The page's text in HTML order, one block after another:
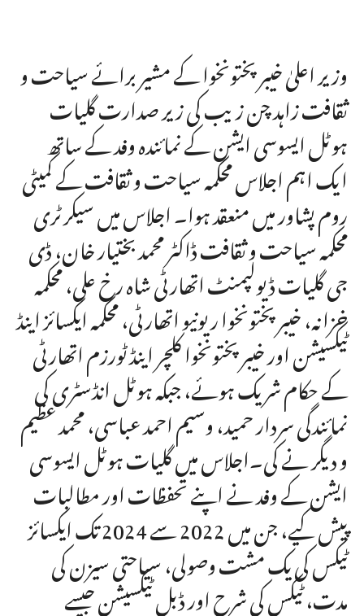
وزیر اعلیٰ خیبر پختونخوا کے مشیر برائے سیاحت و
ثقافت زاہد چن زیب کی زیر صدارت گلیات
ہوٹل ایسوسی ایشن کے نمائندہ وفد کے ساتھ
ایک اہم اجلاس محکمہ سیاحت و ثقافت کے کمیٹی
روم پشاور میں منعقد ہوا۔ اجلاس میں سیکرٹری
محکمہ سیاحت و ثقافت ڈاکٹر محمد بختیار خان، ڈی
جی گلیات ڈیولپمنٹ اتھارٹی شاہ رخ علی، محکمہ
خزانہ، خیبر پختونخوا ریونیو اتھارٹی، محکمہ ایکسائز اینڈ
ٹیکسیشن اور خیبر پختونخوا کلچر اینڈ ٹورزم اتھارٹی
کے حکام شریک ہوئے، جبکہ ہوٹل انڈسٹری کی
نمائندگی سردار حمید، وسیم احمد عباسی، محمد عظیم
و دیگر نے کی۔اجلاس میں گلیات ہوٹل ایسوسی
ایشن کے وفد نے اپنے تحفظات اور مطالبات
پیش کیے، جن میں 2022 سے 2024 تک ایکسائز
ٹیکس کی یک مشت وصولی، سیاحتی سیزن کی
مدت، ٹیکس کی شرح اور ڈبل ٹیکسیشن جیسے